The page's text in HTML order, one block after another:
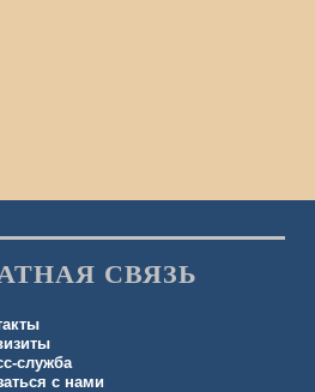
СВЯЗЬ
служба
с нами